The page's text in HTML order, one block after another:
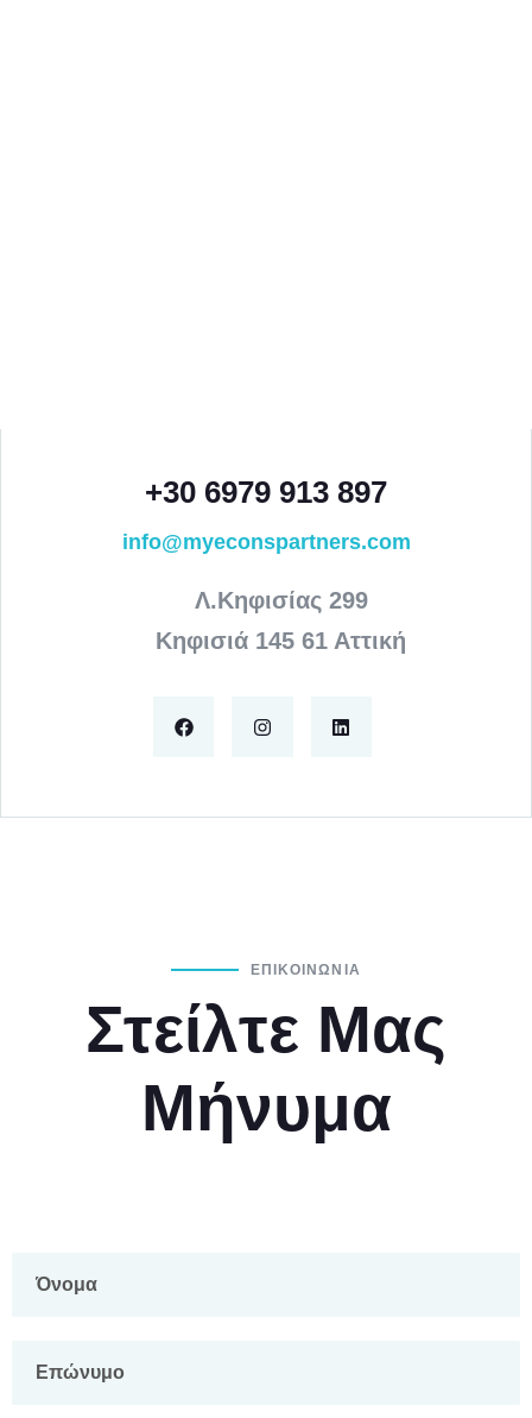
+30 6979 913 897
info@myeconspartners.com
Λ.Κηφισίας 299
Κηφισιά 145 61 Αττική
ΕΠΙΚΟΙΝΩΝΙΑ
Στείλτε Μας
Μήνυμα